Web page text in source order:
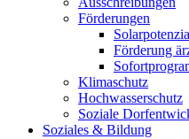
Förderungen
Förderung
Klimaschutz
Hochwasserschutz
Soziale
Soziales & Bildung